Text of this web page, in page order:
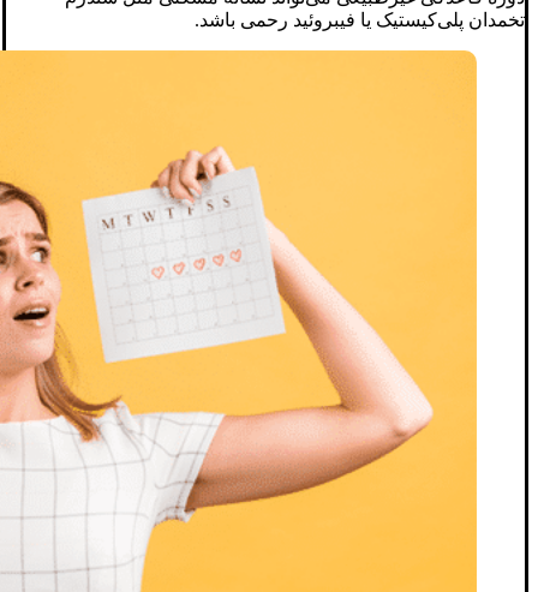
تخمدان پلی‌کیستیک یا فیبروئید رحمی باشد.